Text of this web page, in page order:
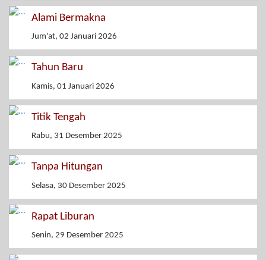
Alami Bermakna
Jum'at, 02 Januari 2026
Tahun Baru
Kamis, 01 Januari 2026
Titik Tengah
Rabu, 31 Desember 2025
Tanpa Hitungan
Selasa, 30 Desember 2025
Rapat Liburan
Senin, 29 Desember 2025